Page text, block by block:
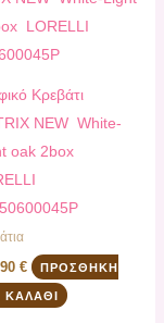
Κρεβάτι
NEW White-
oak 2box
€ ΠΡΟΣΘΉΚΗ
ΚΑΛΆΘΙ